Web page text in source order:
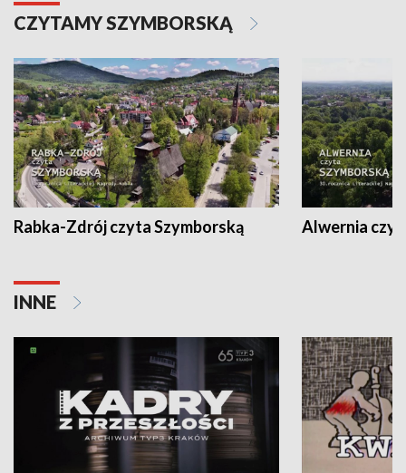
CZYTAMY SZYMBORSKĄ
Rabka-Zdrój czyta Szymborską Alwernia
INNE